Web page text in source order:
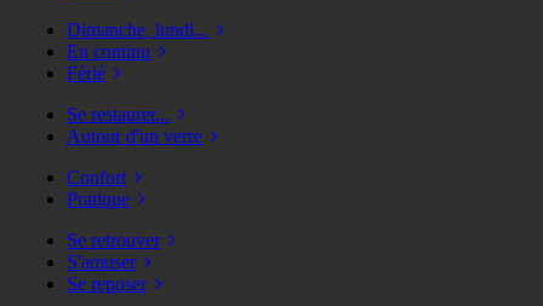
Dimanche, lundi...
En continu
Férié
Se restaurer...
Autour d'un verre
Confort
Pratique
Se retrouver
S'amuser
Se reposer